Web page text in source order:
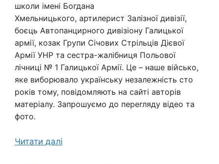
школи імені Богдана
Хмельницького, артилерист Залізної дивізії,
боєць Автопанцирного дивізіону Галицької
армії, козак Групи Січових Стрільців Дієвої
Армії УНР та сестра-жалібниця Польової
лічниці № 1 Галицької Армії. Це – наше військо,
яке виборювало українську незалежність сто
років тому, повідомляють на сайті авторів
матеріалу. Запрошуємо до перегляду відео та
фото.
Читати далі